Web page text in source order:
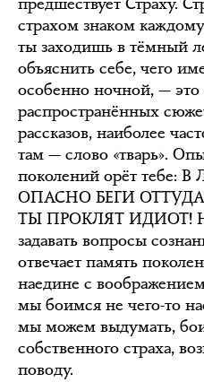
страхом знаком
ты заходишь в тёмный
объяснить себе, чего
особенно ночной, —
распространённых
рассказов, наиболее
там — слово «тварь».
поколений орёт тебе:
ОПАСНО БЕГИ
ТЫ ПРОКЛЯТ ИДИОТ!
задавать вопросы
отвечает память
наедине с
мы боимся не чего-то
мы можем выдумать,
собственного страха,
поводу.